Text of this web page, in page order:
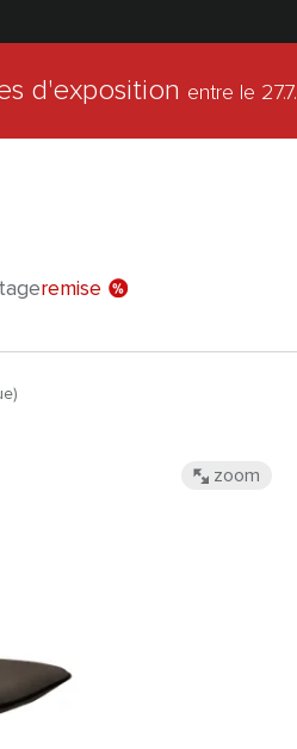
d'exposition entre le 27.7.
remise
zoom